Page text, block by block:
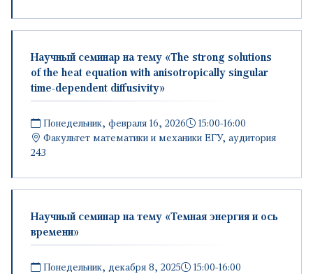
Научный семинар на тему «The strong solutions
of the heat equation with anisotropically singular
time-dependent diffusivity»
Понедельник, февраля 16, 2026
15:00-16:00
Факультет математики и механики ЕГУ, аудитория
243
Научный семинар на тему «Темная энергия и ось
времени»
Понедельник, декабря 8, 2025
15:00-16:00